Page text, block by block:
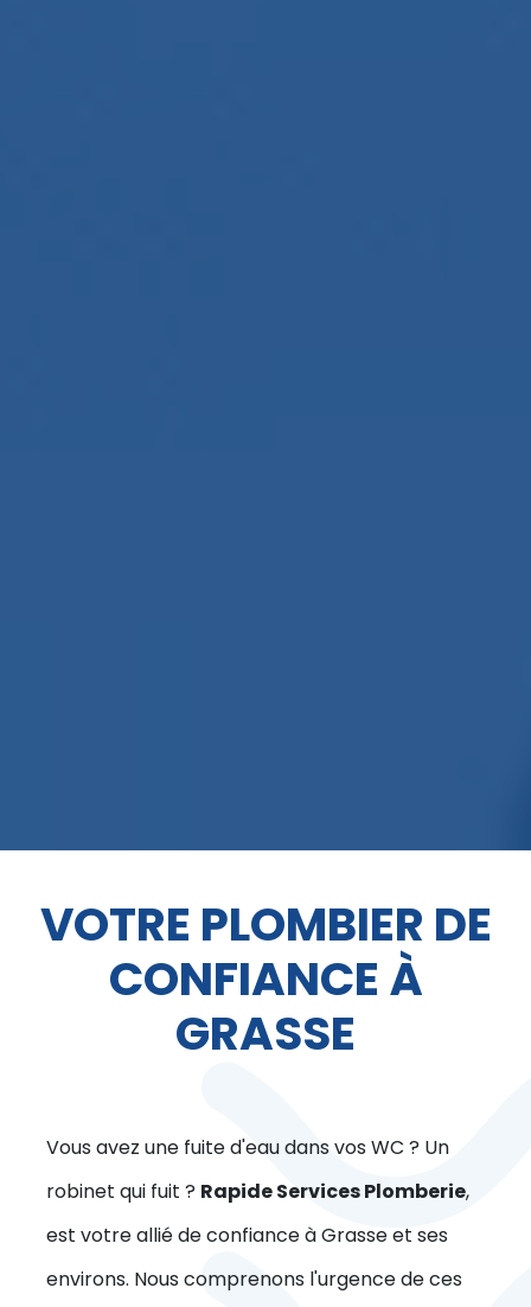
VOTRE PLOMBIER DE
CONFIANCE À
GRASSE
Vous avez une fuite d'eau dans vos WC ? Un
robinet qui fuit ? Rapide Services Plomberie,
est votre allié de confiance à Grasse et ses
environs. Nous comprenons l'urgence de ces